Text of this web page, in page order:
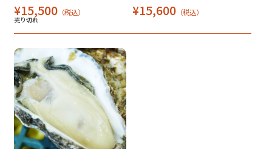
¥15,500（税込）
売り切れ
¥15,600 （税込）